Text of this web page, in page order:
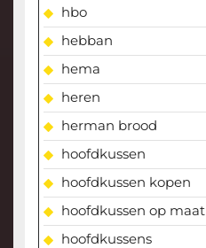
hbo
hebban
hema
heren
herman brood
hoofdkussen
hoofdkussen kopen
hoofdkussen op maat
hoofdkussens